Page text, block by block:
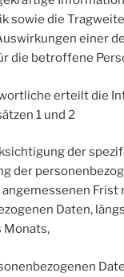
sowie die
einer
die betroffene
erteilt die
1 und 2
der
der
Frist
Daten,
Monats,